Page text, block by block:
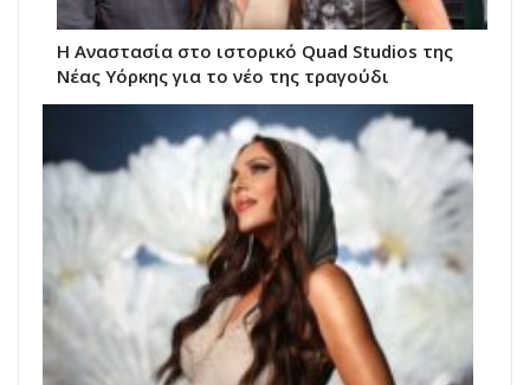
Η Αναστασία στο ιστορικό Quad Studios της
Νέας Υόρκης για το νέο της τραγούδι